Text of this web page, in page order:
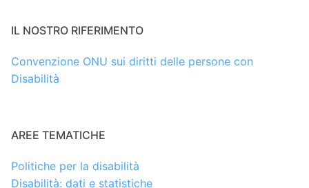
IL NOSTRO RIFERIMENTO
Convenzione ONU sui diritti delle persone con
Disabilità
AREE TEMATICHE
Politiche per la disabilità
Disabilità: dati e statistiche